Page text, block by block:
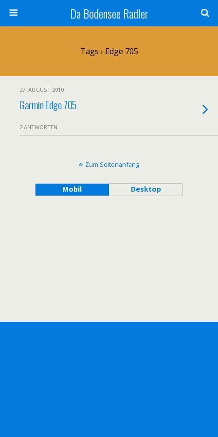
Da Bodensee Radler
Tags › Edge 705
27. AUGUST 2010
Garmin Edge 705
2 ANTWORTEN
Zum Seitenanfang
Mobil Desktop